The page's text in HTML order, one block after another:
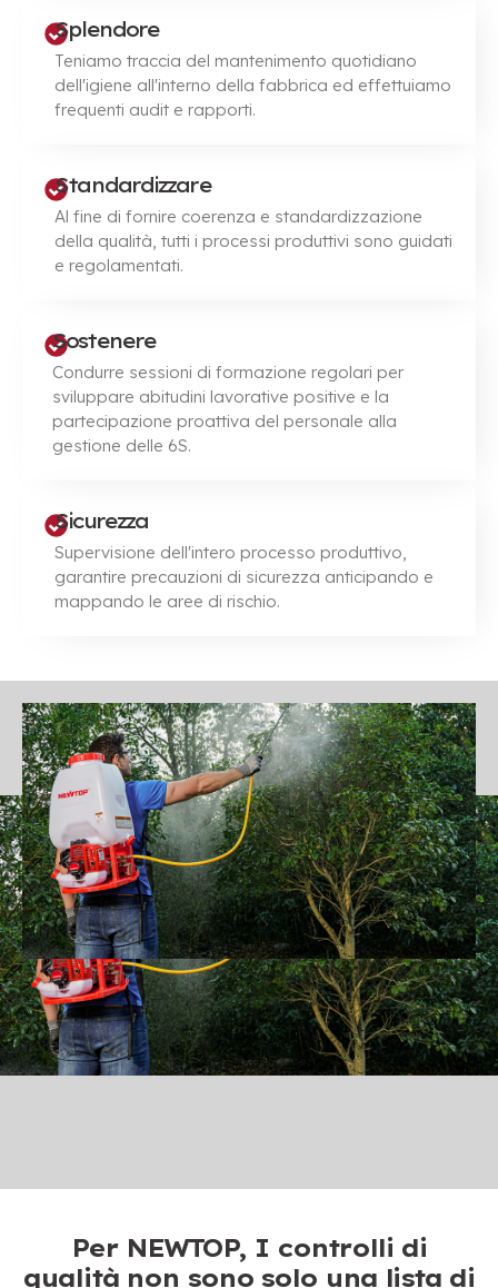
Splendore
Teniamo traccia del mantenimento quotidiano
dell'igiene all'interno della fabbrica ed effettuiamo
frequenti audit e rapporti.
Standardizzare
Al fine di fornire coerenza e standardizzazione
della qualità, tutti i processi produttivi sono guidati
e regolamentati.
Sostenere
Condurre sessioni di formazione regolari per
sviluppare abitudini lavorative positive e la
partecipazione proattiva del personale alla
gestione delle 6S.
Sicurezza
Supervisione dell'intero processo produttivo,
garantire precauzioni di sicurezza anticipando e
mappando le aree di rischio.
Per NEWTOP, I controlli di
qualità non sono solo una lista di